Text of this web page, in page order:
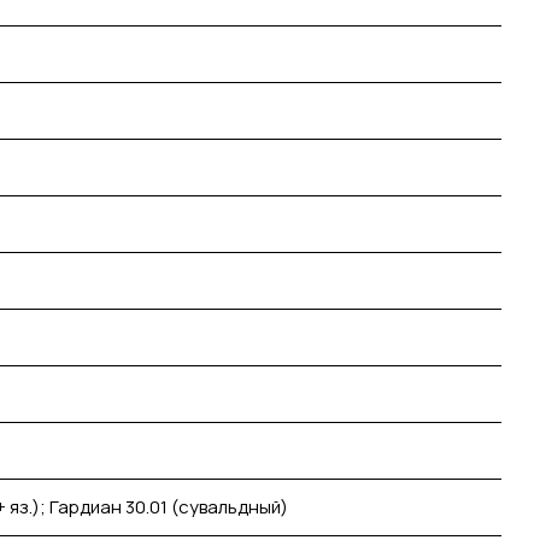
яз.); Гардиан 30.01 (сувальдный)